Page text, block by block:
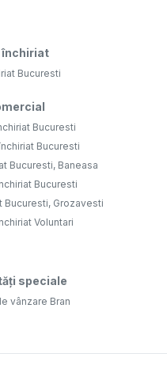
închiriat
Bucuresti
Bucuresti
Bucuresti
Bucuresti, Baneasa
Bucuresti
Bucuresti, Grozavesti
Voluntari
speciale
vânzare Bran